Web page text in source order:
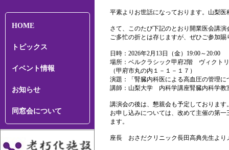
HOME
トピックス
イベント情報
お知らせ
同窓会について
平素よりお世話になっております。山梨
さて、このたび下記のとおり開業医会講
ご多忙の折とは存じますが、ぜひご参加
日時：2026年2月13日（金）19:00～20:00
場所：ベルクラシック甲府2階 ヴィクト
（甲府市丸の内１－１－１７）
演題：「腎臓内科医による高血圧の管理に
講師：山梨大学 内科学講座腎臓内科
講演会の後は、懇親会も予定しております
お申し込みについては、改めて主催の第
ます。
座長 おさだクリニック長田高典先生より